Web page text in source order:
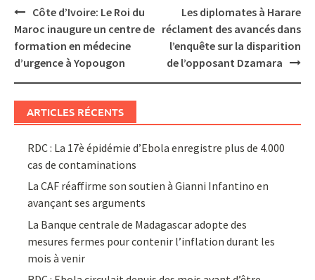
Post
navigation
Côte d’Ivoire: Le Roi du
Maroc inaugure un centre de
formation en médecine
d’urgence à Yopougon
Les diplomates à Harare
réclament des avancés dans
l’enquête sur la disparition
de l’opposant Dzamara
ARTICLES RÉCENTS
RDC : La 17è épidémie d’Ebola enregistre plus de 4.000
cas de contaminations
La CAF réaffirme son soutien à Gianni Infantino en
avançant ses arguments
La Banque centrale de Madagascar adopte des
mesures fermes pour contenir l’inflation durant les
mois à venir